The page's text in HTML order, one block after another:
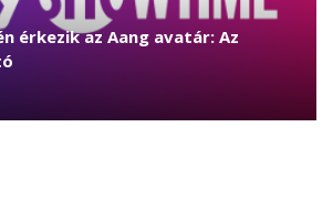
érkezik az Aang avatár: Az